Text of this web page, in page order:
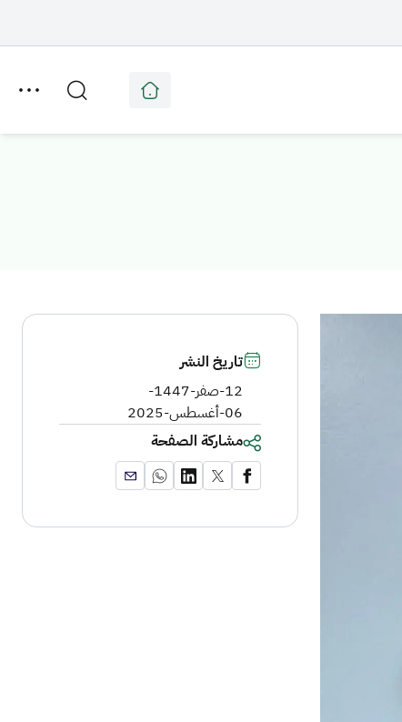
تاريخ النشر
12-صفر-1447
-
06-أغسطس-2025
مشاركة الصفحة